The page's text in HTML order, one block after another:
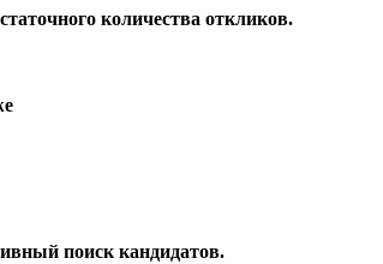
количества откликов.
поиск кандидатов.